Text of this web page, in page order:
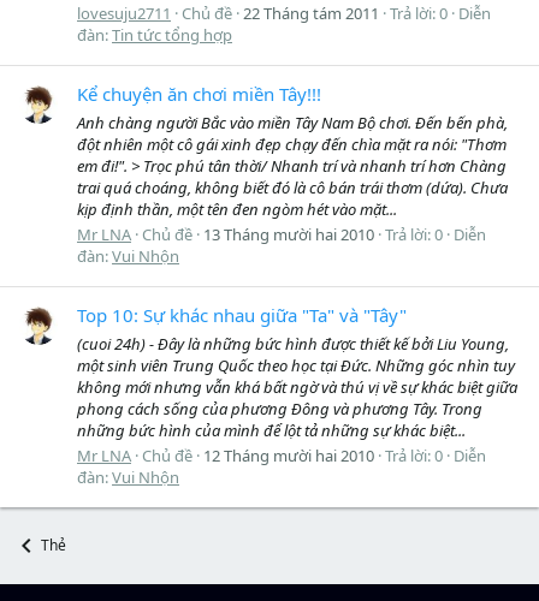
lovesuju2711
Chủ đề 22 Tháng tám 2011 Trả lời: 0 Diễn
đàn:Tin tức tổng hợp
Kể chuyện ăn chơi miền Tây!!!
Anh chàng người Bắc vào miền Tây Nam Bộ chơi. Đến bến phà,
đột nhiên một cô gái xinh đẹp chạy đến chìa mặt ra nói: "Thơm
em đi!". > Trọc phú tân thời/ Nhanh trí và nhanh trí hơn Chàng
trai quá choáng, không biết đó là cô bán trái thơm (dứa). Chưa
kịp định thần, một tên đen ngòm hét vào mặt...
Mr LNA Chủ đề 13 Tháng mười hai 2010 Trả lời: 0 Diễn
đàn:Vui Nhộn
Top 10: Sự khác nhau giữa "Ta" và "Tây"
(cuoi 24h) - Đây là những bức hình được thiết kế bởi Liu Young,
một sinh viên Trung Quốc theo học tại Đức. Những góc nhìn tuy
không mới nhưng vẫn khá bất ngờ và thú vị về sự khác biệt giữa
phong cách sống của phương Đông và phương Tây. Trong
những bức hình của mình để lột tả những sự khác biệt...
Mr LNA Chủ đề 12 Tháng mười hai 2010 Trả lời: 0 Diễn
đàn:Vui Nhộn
Thẻ